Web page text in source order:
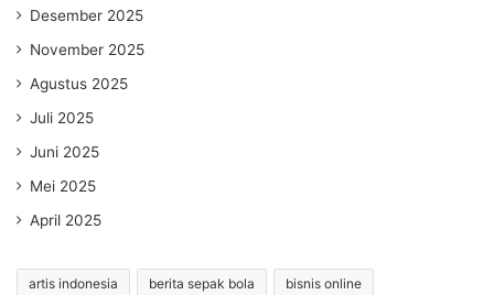
Desember 2025
November 2025
Agustus 2025
Juli 2025
Juni 2025
Mei 2025
April 2025
artis indonesia berita sepak bola bisnis online